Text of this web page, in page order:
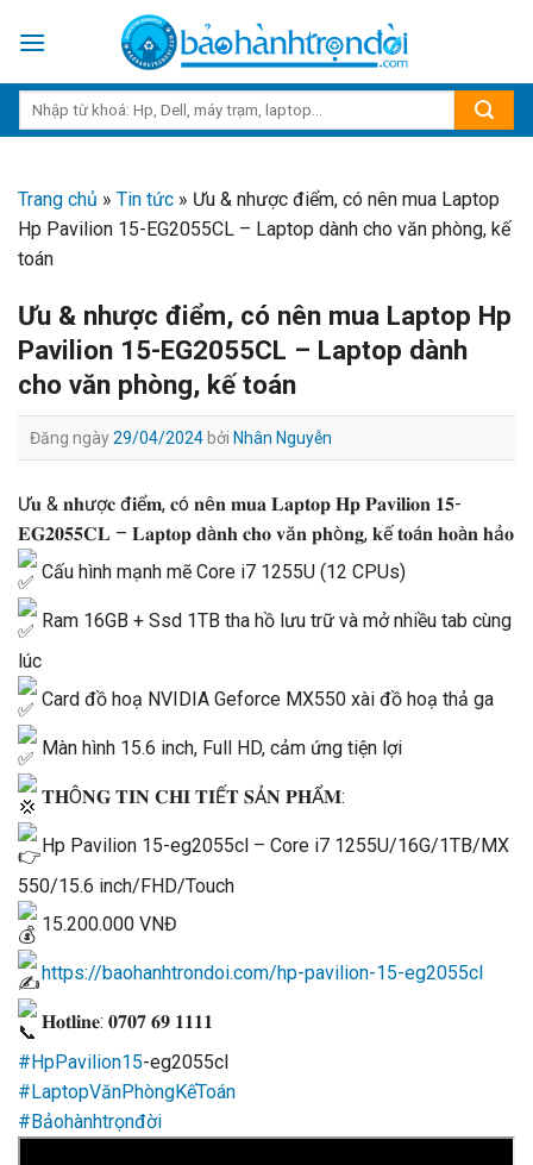
Trang chủ » Tin tức » Ưu & nhược điểm, có nên mua Laptop
Hp Pavilion 15-EG2055CL – Laptop dành cho văn phòng, kế
toán
Ưu & nhược điểm, có nên mua Laptop Hp
Pavilion 15-EG2055CL – Laptop dành
cho văn phòng, kế toán
Đăng ngày29/04/2024 bởi Nhân Nguyễn
Ư𝐮 & 𝐧𝐡ượ𝐜 đ𝐢ể𝐦, 𝐜ó 𝐧ê𝐧 𝐦𝐮𝐚 𝐋𝐚𝐩𝐭𝐨𝐩 𝐇𝐩 𝐏𝐚𝐯𝐢𝐥𝐢𝐨𝐧 𝟏𝟓-
𝐄𝐆𝟐𝟎𝟓𝟓𝐂𝐋 – 𝐋𝐚𝐩𝐭𝐨𝐩 𝐝à𝐧𝐡 𝐜𝐡𝐨 𝐯ă𝐧 𝐩𝐡ò𝐧𝐠, 𝐤ế 𝐭𝐨á𝐧 𝐡𝐨à𝐧 𝐡ả𝐨
Cấu hình mạnh mẽ Core i7 1255U (12 CPUs)
Ram 16GB + Ssd 1TB tha hồ lưu trữ và mở nhiều tab cùng
lúc
Card đồ hoạ NVIDIA Geforce MX550 xài đồ hoạ thả ga
Màn hình 15.6 inch, Full HD, cảm ứng tiện lợi
𝐓𝐇Ô𝐍𝐆 𝐓𝐈𝐍 𝐂𝐇𝐈 𝐓𝐈Ế𝐓 𝐒Ả𝐍 𝐏𝐇Ẩ𝐌:
Hp Pavilion 15-eg2055cl – Core i7 1255U/16G/1TB/MX
550/15.6 inch/FHD/Touch
15.200.000 VNĐ
https://baohanhtrondoi.com/hp-pavilion-15-eg2055cl
𝐇𝐨𝐭𝐥𝐢𝐧𝐞: 𝟎𝟕𝟎𝟕 𝟔𝟗 𝟏𝟏𝟏𝟏
#HpPavilion15-eg2055cl
#LaptopVănPhòngKếToán
#Bảohànhtrọnđời